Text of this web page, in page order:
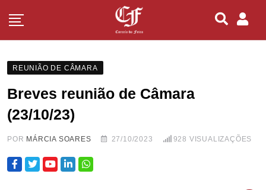
REUNIÃO DE CÂMARA
Breves reunião de Câmara
(23/10/23)
POR MÁRCIA SOARES 27/10/2023 928 VISUALIZAÇÕES